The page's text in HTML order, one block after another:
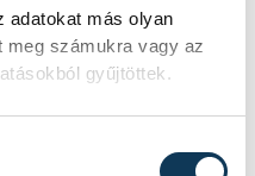
adatokat más olyan
meg számukra vagy az
gyűjtöttek.